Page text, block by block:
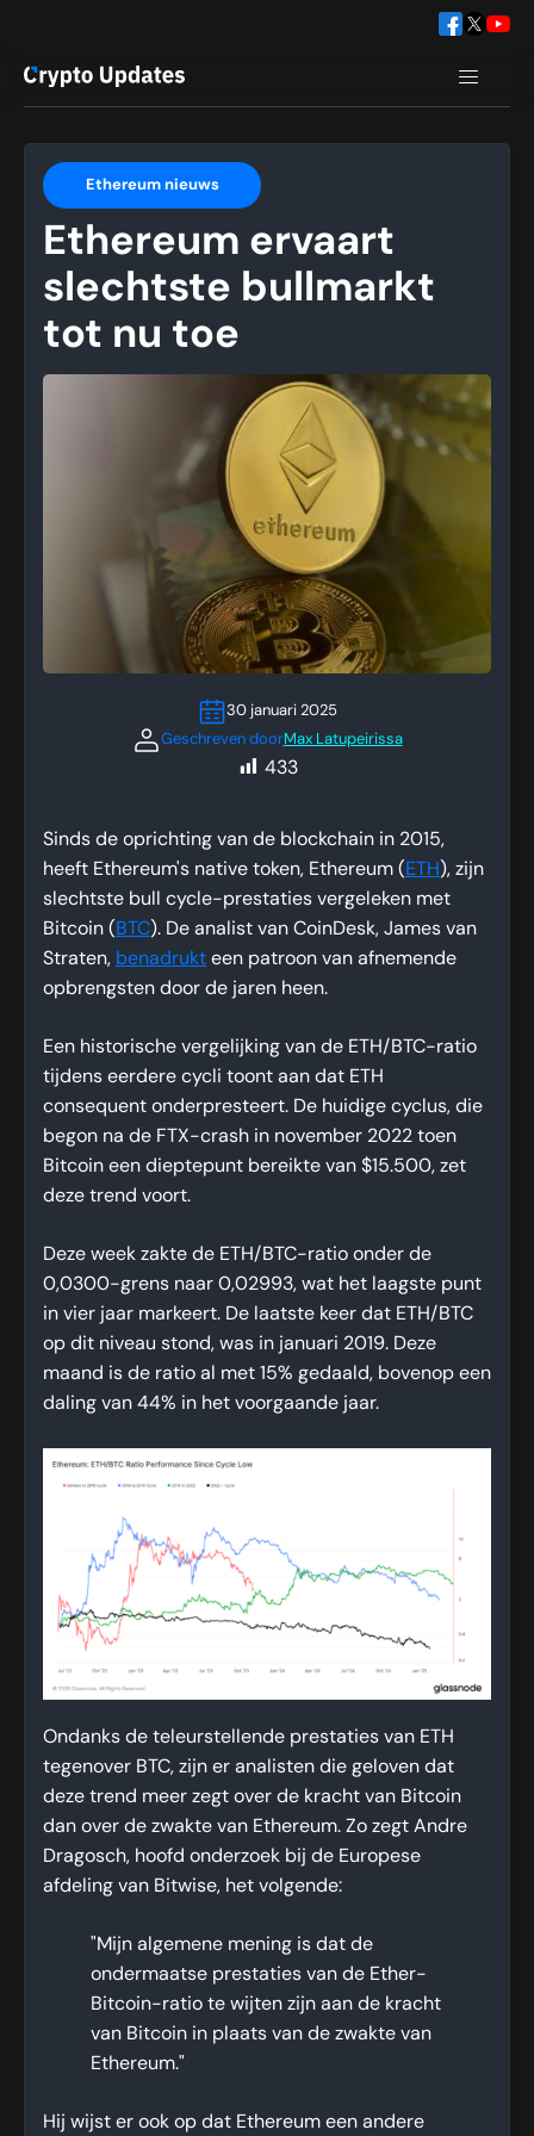
Ethereum nieuws
Ethereum ervaart
slechtste bullmarkt
tot nu toe
30 januari 2025
Geschreven doorMax Latupeirissa
433
Sinds de oprichting van de blockchain in 2015,
heeft Ethereum's native token, Ethereum ( ETH ), zijn
slechtste bull cycle-prestaties vergeleken met
Bitcoin ( BTC). De analist van CoinDesk, James van
Straten, benadrukt een patroon van afnemende
opbrengsten door de jaren heen.
Een historische vergelijking van de ETH/BTC-ratio
tijdens eerdere cycli toont aan dat ETH
consequent onderpresteert. De huidige cyclus, die
begon na de FTX-crash in november 2022 toen
Bitcoin een dieptepunt bereikte van $15.500, zet
deze trend voort.
Deze week zakte de ETH/BTC-ratio onder de
0,0300-grens naar 0,02993, wat het laagste punt
in vier jaar markeert. De laatste keer dat ETH/BTC
op dit niveau stond, was in januari 2019. Deze
maand is de ratio al met 15% gedaald, bovenop een
daling van 44% in het voorgaande jaar.
Ondanks de teleurstellende prestaties van ETH
tegenover BTC, zijn er analisten die geloven dat
deze trend meer zegt over de kracht van Bitcoin
dan over de zwakte van Ethereum. Zo zegt Andre
Dragosch, hoofd onderzoek bij de Europese
afdeling van Bitwise, het volgende:
"Mijn algemene mening is dat de
ondermaatse prestaties van de Ether-
Bitcoin-ratio te wijten zijn aan de kracht
van Bitcoin in plaats van de zwakte van
Ethereum."
Hij wijst er ook op dat Ethereum een andere